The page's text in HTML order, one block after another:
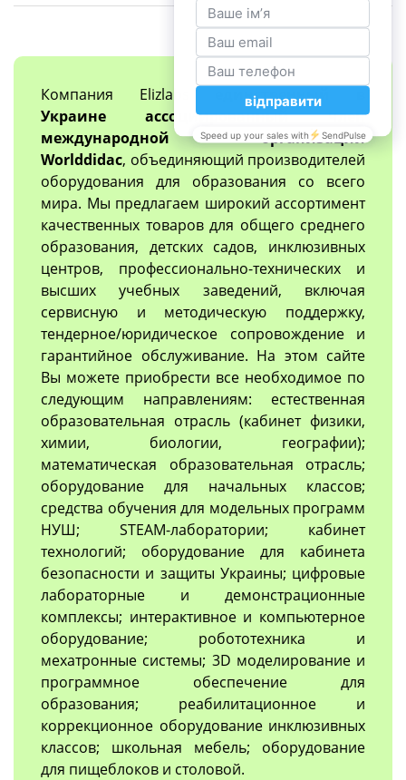
Компания Elizlabs
единственный в
Украине ассоциированный член
международной организации
Worlddidac, объединяющий производителей
оборудования для образования со всего
мира. Мы предлагаем широкий ассортимент
качественных товаров для общего среднего
образования, детских садов, инклюзивных
центров, профессионально-технических и
высших учебных заведений, включая
сервисную и методическую поддержку,
тендерное/юридическое сопровождение и
гарантийное обслуживание. На этом сайте
Вы можете приобрести все необходимое по
следующим направлениям: естественная
образовательная отрасль (кабинет физики,
химии, биологии, географии);
математическая образовательная отрасль;
оборудование для начальных классов;
средства обучения для модельных программ
НУШ; STEAM-лаборатории; кабинет
технологий; оборудование для кабинета
безопасности и защиты Украины; цифровые
лабораторные и демонстрационные
комплексы; интерактивное и компьютерное
оборудование; робототехника и
мехатронные системы; 3D моделирование и
программное обеспечение для
образования; реабилитационное и
коррекционное оборудование инклюзивных
классов; школьная мебель; оборудование
для пищеблоков и столовой.